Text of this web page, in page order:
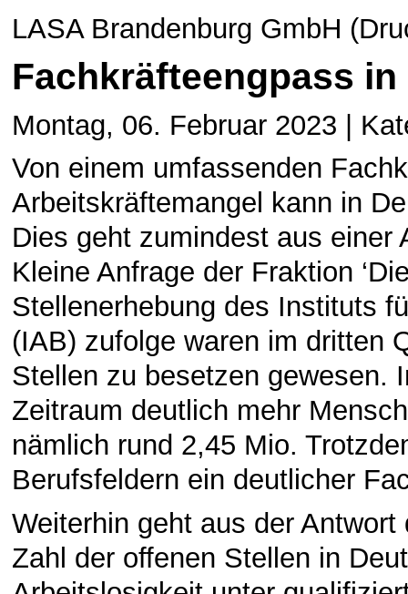
LASA Brandenburg GmbH
Fachkräfteengpass
Montag, 06. Februar 2023 |
Von einem umfassenden
Arbeitskräftemangel kann in
Dies geht zumindest aus einer
Kleine Anfrage der Fraktion
Stellenerhebung des Instituts
(IAB) zufolge waren im dritten
Stellen zu besetzen gewesen.
Zeitraum deutlich mehr
nämlich rund 2,45 Mio.
Berufsfeldern ein deutlicher
Weiterhin geht aus der
Zahl der offenen Stellen in